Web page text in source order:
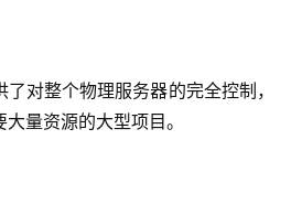
对整个物理服务器的完全控制，
量资源的大型项目。